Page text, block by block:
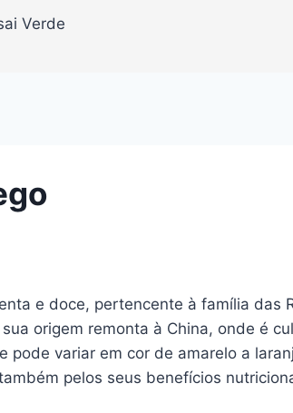
e doce, pertencente à família
origem remonta à China, onde é
pode variar em cor de amarelo a
pelos seus benefícios